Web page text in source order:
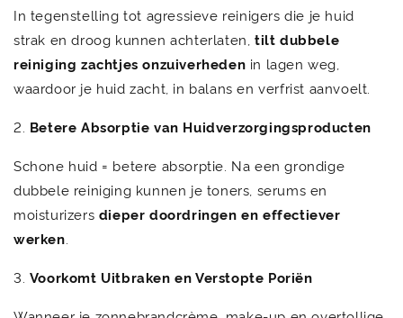
In tegenstelling tot agressieve reinigers die je huid
strak en droog kunnen achterlaten,tilt dubbele
reiniging zachtjes onzuiverheden in lagen weg,
waardoor je huid zacht, in balans en verfrist aanvoelt.
2. Betere Absorptie van Huidverzorgingsproducten
Schone huid = betere absorptie. Na een grondige
dubbele reiniging kunnen je toners, serums en
moisturizers dieper doordringen en effectiever
werken
3. Voorkomt Uitbraken en Verstopte Poriën